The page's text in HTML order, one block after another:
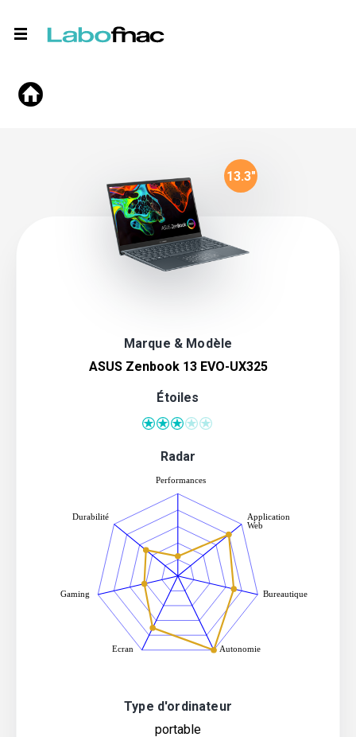
Marque & Modèle
13.3"
ASUS Zenbook 13 EVO-UX325
Étoiles
Radar
Type d'ordinateur
portable